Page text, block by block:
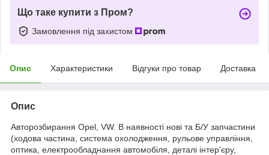
Що таке купити з Пром?
Замовлення під захистом
Опис Характеристики Відгуки про товар Доставка
Опис
Авторозбирання Opel, VW. В наявності нові та Б/У запчастини
(ходова частина, система охолодження, рульове управління,
оптика, електрообладнання автомобіля, деталі інтер'єру,